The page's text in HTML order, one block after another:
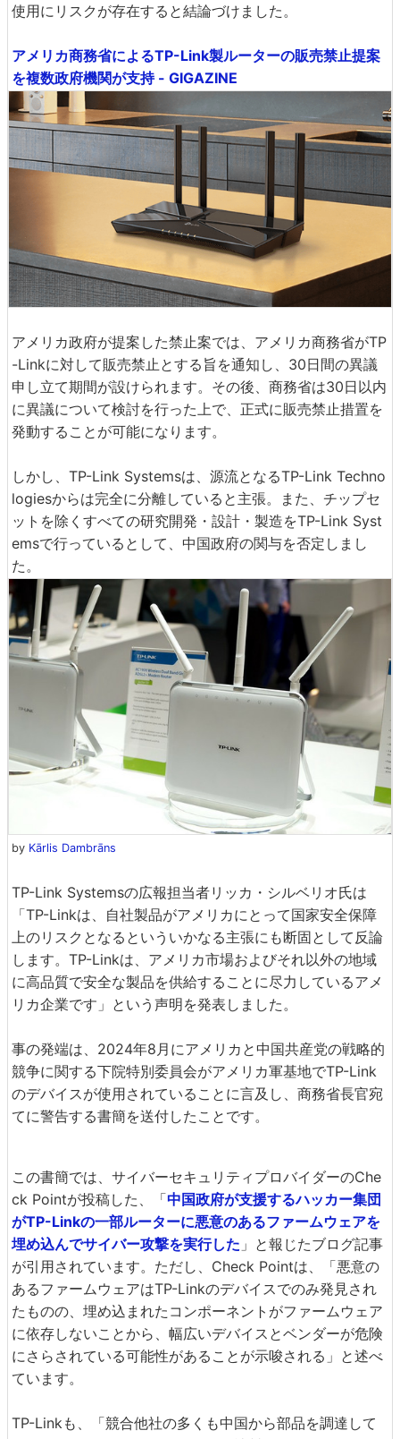
使用にリスクが存在すると結論づけました。
アメリカ商務省によるTP-Link製ルーターの販売禁止提案
を複数政府機関が支持 - GIGAZINE
アメリカ政府が提案した禁止案では、アメリカ商務省がTP
-Linkに対して販売禁止とする旨を通知し、30日間の異議
申し立て期間が設けられます。その後、商務省は30日以内
に異議について検討を行った上で、正式に販売禁止措置を
発動することが可能になります。
しかし、TP-Link Systemsは、源流となるTP-Link Techno
logiesからは完全に分離していると主張。また、チップセ
ットを除くすべての研究開発・設計・製造をTP-Link Syst
emsで行っているとして、中国政府の関与を否定しまし
た。
by Kārlis Dambrāns
TP-Link Systemsの広報担当者リッカ・シルベリオ氏は
「TP-Linkは、自社製品がアメリカにとって国家安全保障
上のリスクとなるといういかなる主張にも断固として反論
します。TP-Linkは、アメリカ市場およびそれ以外の地域
に高品質で安全な製品を供給することに尽力しているアメ
リカ企業です」という声明を発表しました。
事の発端は、2024年8月にアメリカと中国共産党の戦略的
競争に関する下院特別委員会がアメリカ軍基地でTP-Link
のデバイスが使用されていることに言及し、商務省長官宛
てに警告する書簡を送付したことです。
この書簡では、サイバーセキュリティプロバイダーのChe
ck Pointが投稿した、「中国政府が支援するハッカー集団
がTP-Linkの一部ルーターに悪意のあるファームウェアを
埋め込んでサイバー攻撃を実行した 」と報じたブログ記事
が引用されています。ただし、Check Pointは、「悪意の
あるファームウェアはTP-Linkのデバイスでのみ発見され
たものの、埋め込まれたコンポーネントがファームウェア
に依存しないことから、幅広いデバイスとベンダーが危険
にさらされている可能性があることが示唆される」と述べ
ています。
TP-Linkも、「競合他社の多くも中国から部品を調達して